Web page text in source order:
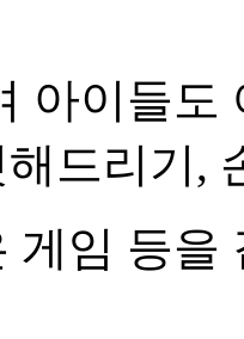
아이들도
드리기,
게임 등을